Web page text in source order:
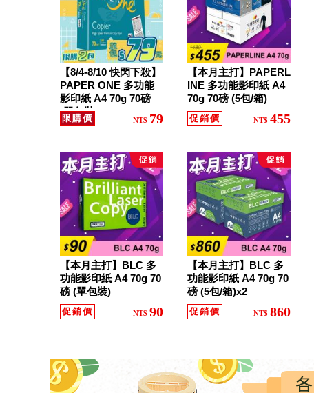
水
、
環
保
碳
匣
、
原
廠
碳
粉
、
原
【8/4-8/10 快閃下殺】
PAPER ONE 多功能
影印紙 A4 70g 70磅
(單包裝)
限購價 NT$ 79
【本月主打】PAPERL
INE 多功能影印紙 A4
70g 70磅 (5包/箱)
促銷價 NT$ 455
【本月主打】BLC 多
功能影印紙 A4 70g 70
磅 (單包裝)
促銷價 NT$ 90
【本月主打】BLC 多
功能影印紙 A4 70g 70
磅 (5包/箱)x2
促銷價 NT$ 860